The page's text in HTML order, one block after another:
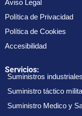
Aviso Legal
Política de Privacidad
Política de Cookies
Accesibilidad
Servicios:
Suministros industriales
Suministro táctico
Suministro Medico y